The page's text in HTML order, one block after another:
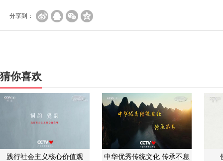
分享到：
猜你喜欢
践行社会主义核心价值观 中华优秀传统文化 传承不息